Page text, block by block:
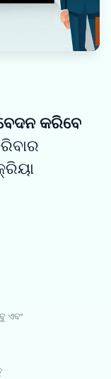
କରିବେ
ଏବଂ